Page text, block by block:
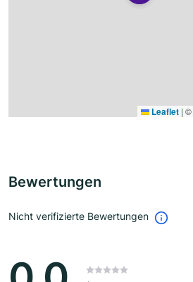
Leaflet | ©
Bewertungen
Nicht verifizierte Bewertungen